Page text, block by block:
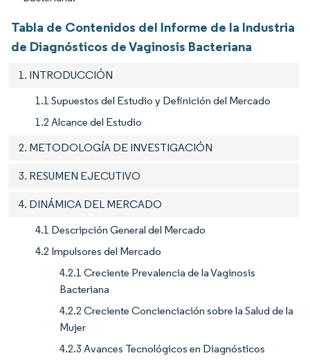
Tabla de Contenidos del Informe de la Industria
de Diagnósticos de Vaginosis Bacteriana
1. INTRODUCCIÓN
1.1 Supuestos del Estudio y Definición del Mercado
1.2 Alcance del Estudio
2. METODOLOGÍA DE INVESTIGACIÓN
3. RESUMEN EJECUTIVO
4. DINÁMICA DEL MERCADO
4.1 Descripción General del Mercado
4.2 Impulsores del Mercado
4.2.1 Creciente Prevalencia de la Vaginosis
Bacteriana
4.2.2 Creciente Concienciación sobre la Salud de la
Mujer
4.2.3 Avances Tecnológicos en Diagnósticos